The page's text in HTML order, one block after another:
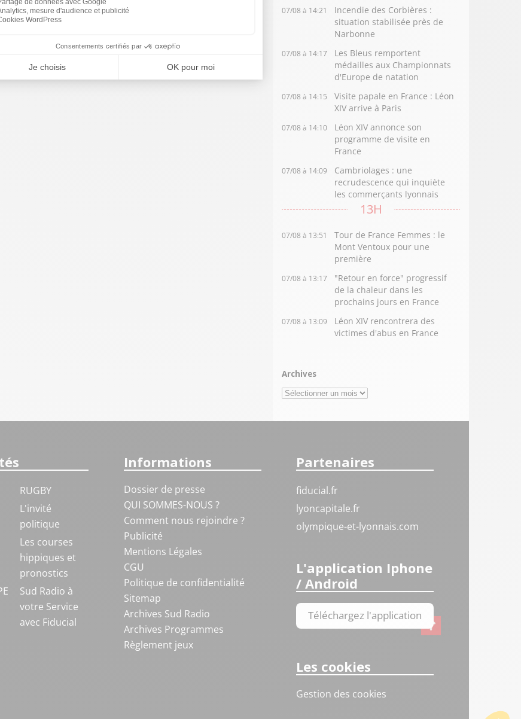
07/08 à 14:21
Incendie des Corbières :
situation stabilisée près de
Narbonne
07/08 à 14:17
Les Bleus remportent
médailles aux Championnats
d'Europe de natation
07/08 à 14:15
Visite papale en France : Léon
XIV arrive à Paris
07/08 à 14:10
Léon XIV annonce son
programme de visite en
France
07/08 à 14:09
Cambriolages : une
recrudescence qui inquiète
les commerçants lyonnais
13H
07/08 à 13:51
Tour de France Femmes : le
Mont Ventoux pour une
première
07/08 à 13:17
"Retour en force" progressif
de la chaleur dans les
prochains jours en France
07/08 à 13:09
Léon XIV rencontrera des
victimes d'abus en France
Archives
Archives
RUGBY
L'invité
politique
Les courses
hippiques et
pronostics
Sud Radio à
votre Service
avec Fiducial
Informations
Dossier de presse
QUI SOMMES-NOUS ?
Comment nous rejoindre ?
Publicité
Mentions Légales
CGU
Politique de confidentialité
Sitemap
Archives Sud Radio
Archives Programmes
Règlement jeux
Partenaires
fiducial.fr
lyoncapitale.fr
olympique-et-lyonnais.com
L'application Iphone
/ Android
Téléchargez l'application
Les cookies
Gestion des cookies